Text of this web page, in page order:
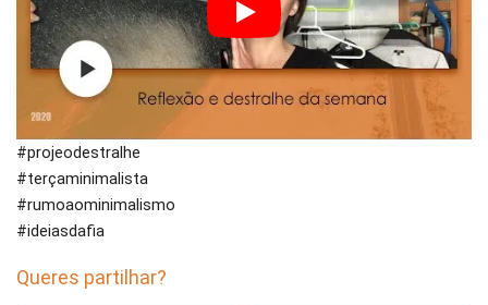
#projeodestralhe
#terçaminimalista
#rumoaominimalismo
#ideiasdafia
Queres partilhar?